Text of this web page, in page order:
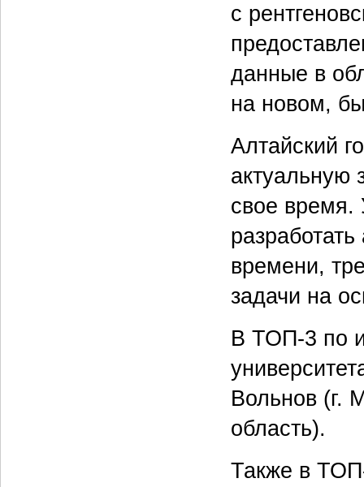
с
данные в
на новом,
Алтайский
актуальную
свое время.
времени,
задачи на
В ТОП-3 по
Вольнов (г.
область).
Также в